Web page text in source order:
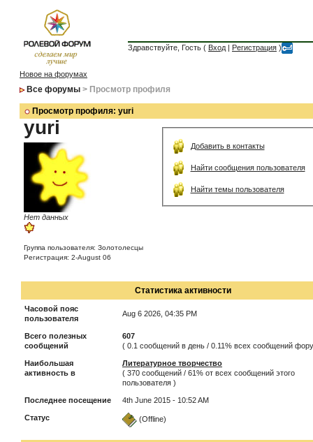
Здравствуйте, Гость ( Вход | Регистрация )
Новое на форумах
Все форумы > Просмотр профиля
Просмотр профиля: yuri
yuri
Нет данных
Группа пользователя: Золотолесцы
Регистрация: 2-August 06
Добавить в контакты
Найти сообщения пользователя
Найти темы пользователя
Статистика активности
Часовой пояс
пользователя
Aug 6 2026, 04:35 PM
Всего полезных
сообщений
607
( 0.1 сообщений в день / 0.11% всех сообщений
Наибольшая
активность в
Литературное творчество
( 370 сообщений / 61% от всех сообщений этого
пользователя )
Последнее посещение 4th June 2015 - 10:52 AM
Статус (Offline)